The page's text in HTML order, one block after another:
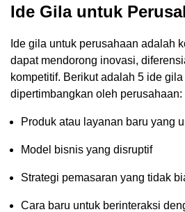
Ide Gila untuk
Ide gila untuk perusahaan adalah
dapat mendorong inovasi,
kompetitif. Berikut adalah 5 ide
dipertimbangkan oleh perusahaan:
Produk atau layanan baru yang
Model bisnis yang disruptif
Strategi pemasaran yang tidak
Cara baru untuk berinteraksi